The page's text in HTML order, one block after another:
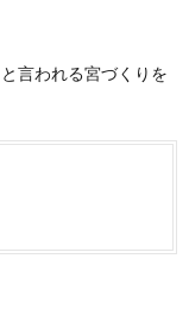
言われる宮づくりを